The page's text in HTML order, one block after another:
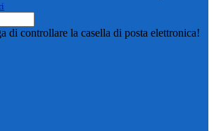
di controllare la casella di posta elettronica!